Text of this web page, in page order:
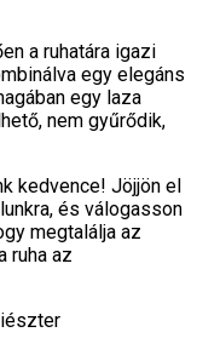
a ruhatára igazi
egy elegáns
egy laza
nem gyűrődik,
kedvence! Jöjjön el
és válogasson
megtalálja az
ruha az